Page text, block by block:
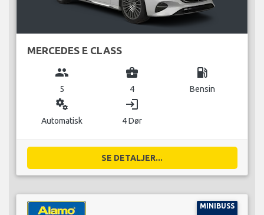
MERCEDES E CLASS
group
5
business_center
4
local_gas_station
Bensin
miscellaneous_services
Automatisk
login
4 Dør
SE DETALJER...
MINIBUSS